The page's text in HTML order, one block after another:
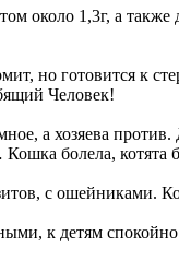
около 1,3г, а также
но готовится к
Человек!
а хозяева
болела,
с ошейниками.
к детям